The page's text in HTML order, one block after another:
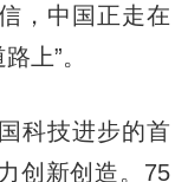
，中国正走在
上”。
科技进步的首
创新创造。75